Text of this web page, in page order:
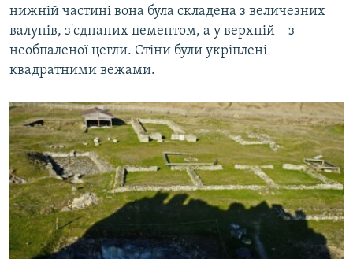
нижній частині вона була складена з величезних
валунів, з'єднаних цементом, а у верхній – з
необпаленої цегли. Стіни були укріплені
квадратними вежами.